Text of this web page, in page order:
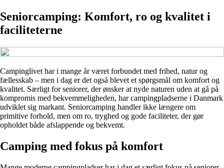
Seniorcamping: Komfort, ro og kvalitet i
faciliteterne
Campinglivet har i mange år været forbundet med frihed, natur og
fællesskab – men i dag er det også blevet et spørgsmål om komfort og
kvalitet. Særligt for seniorer, der ønsker at nyde naturen uden at gå på
kompromis med bekvemmeligheden, har campingpladserne i Danmark
udviklet sig markant. Seniorcamping handler ikke længere om
primitive forhold, men om ro, tryghed og gode faciliteter, der gør
opholdet både afslappende og bekvemt.
Camping med fokus på komfort